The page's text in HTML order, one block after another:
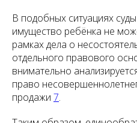
В подобных ситуациях
имущество ребёнка не
рамках дела о
отдельного правового
внимательно
право
продажи 7.